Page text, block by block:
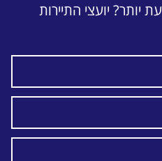
יותר? יועצי התיירות